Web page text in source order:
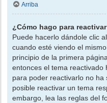
Arriba
¿Cómo hago para
Puede hacerlo dándole clic
cuando esté viendo el
principio de la primera
entonces el tema reactivado
para poder reactivarlo no ha
posible reactivar un tema
embargo, lea las reglas del